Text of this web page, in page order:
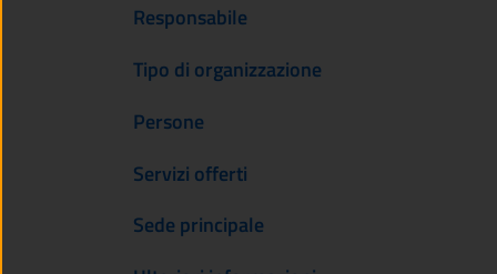
Responsabile
Tipo di organizzazione
Persone
Servizi offerti
Sede principale